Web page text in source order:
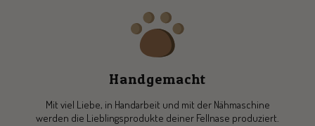
Handgemacht
Mit viel Liebe, in Handarbeit und mit der Nähmaschine
werden die Lieblingsprodukte deiner Fellnase produziert.